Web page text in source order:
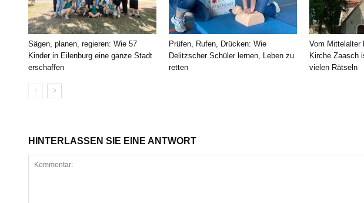
Sägen, planen, regieren: Wie 57
Kinder in Eilenburg eine ganze Stadt
erschaffen
Prüfen, Rufen, Drücken: Wie
Delitzscher Schüler lernen, Leben zu
retten
Vom Mittelalter
Kirche Zaasch
vielen Rätseln
HINTERLASSEN SIE EINE ANTWORT